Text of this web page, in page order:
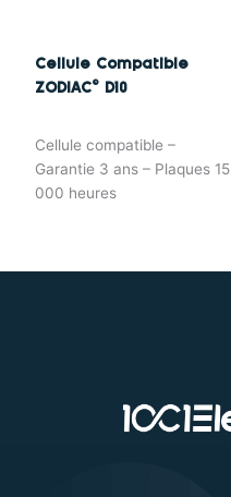
Cellule Compatible
ZODIAC© D10
Cellule compatible –
Garantie 3 ans – Plaques 15
000 heures